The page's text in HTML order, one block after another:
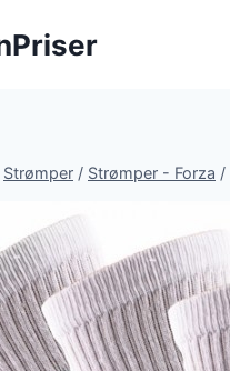
Strømper / Strømper - Forza /